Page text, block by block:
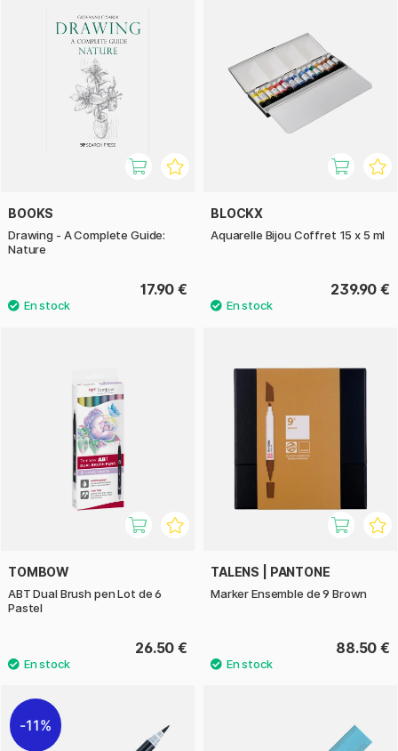
BOOKS
Drawing - A Complete Guide:
Nature
17.90 €
BLOCKX
Aquarelle Bijou Coffret 15 x 5 ml
239.90 €
TOMBOW
ABT Dual Brush pen Lot de 6
Pastel
26.50 €
TALENS | PANTONE
Marker Ensemble de 9 Brown
88.50 €
11%